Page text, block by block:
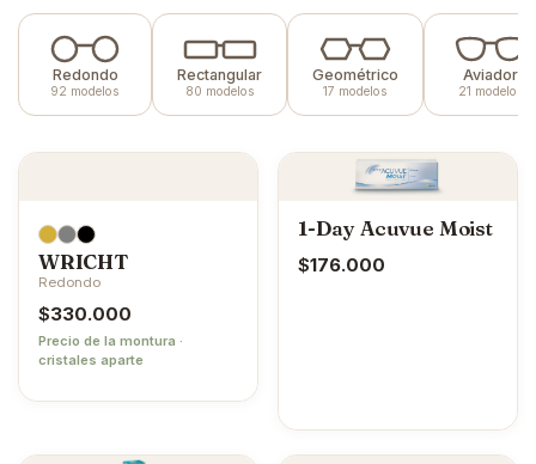
Redondo
92 modelos
Rectangular
80 modelos
Geométrico
17 modelos
Aviador
21 modelos
WRICHT
Redondo
$330.000
Precio de la montura ·
cristales aparte
1-Day Acuvue Moist
$176.000